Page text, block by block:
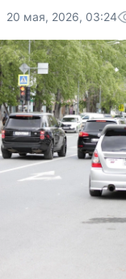
20 мая, 2026, 03:24